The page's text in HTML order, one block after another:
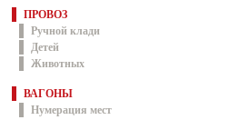
ПРОВОЗ
Ручной клади
Детей
Животных
ВАГОНЫ
Нумерация мест